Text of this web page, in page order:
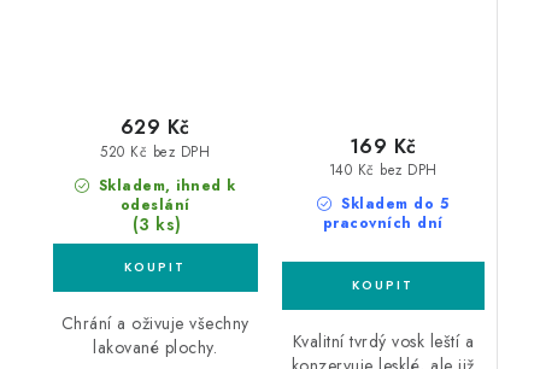
Skladem, ihned k
odeslání
(3 ks)
520 Kč bez DPH
629 Kč
Chrání a oživuje všechny
lakované plochy.
Skladem do 5
pracovních dní
140 Kč bez DPH
169 Kč
Kvalitní tvrdý vosk leští a